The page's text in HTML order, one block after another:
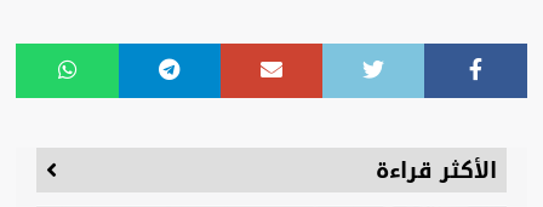
الأكثر قراءة